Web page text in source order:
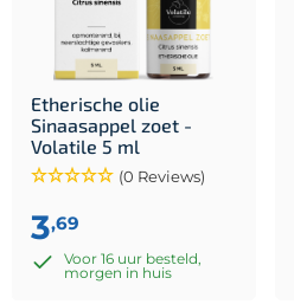
Etherische olie
Sinaasappel zoet -
Volatile 5 ml
(0 Reviews)
3,69
Voor 16 uur besteld,
morgen in huis